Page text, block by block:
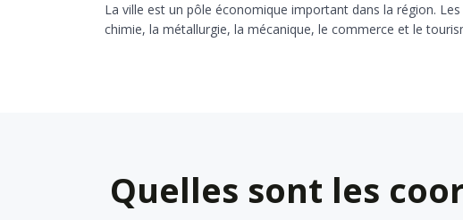
La ville est un pôle économique important dans la région.
chimie, la métallurgie, la mécanique, le commerce et le
Quelles sont les